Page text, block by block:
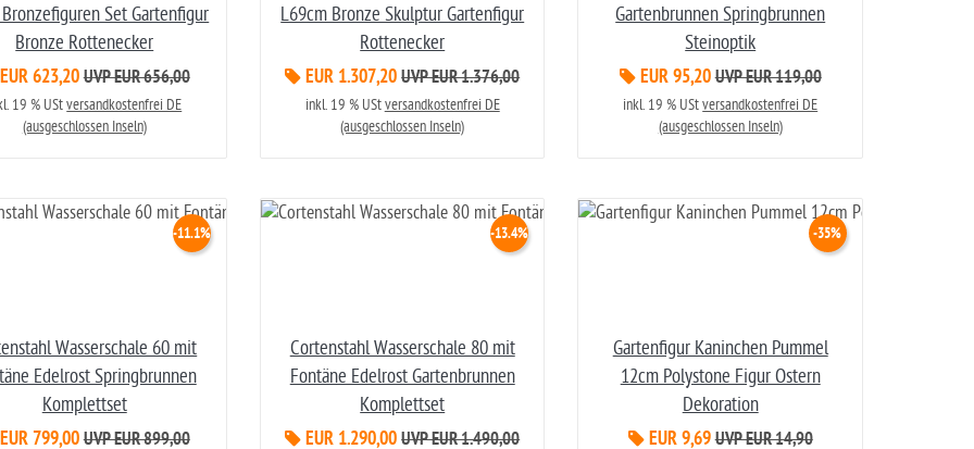
Set Gartenfigur
Bronze Rottenecker
623,20 UVP EUR 656,00
19 % UStversandkostenfrei DE
(ausgeschlossen Inseln)
L69cm Bronze Skulptur Gartenfigur
Rottenecker
EUR 1.307,20 UVP EUR 1.376,00
inkl. 19 % UStversandkostenfrei DE
(ausgeschlossen Inseln)
Gartenbrunnen Springbrunnen
Steinoptik
EUR 95,20 UVP EUR 119,00
inkl. 19 % UStversandkostenfrei DE
(ausgeschlossen Inseln)
Wasserschale 60 mit
Edelrost Springbrunnen
Komplettset
799,00
-11.1%
UVP EUR 899,00
Cortenstahl Wasserschale 80 mit
Fontäne Edelrost Gartenbrunnen
Komplettset
EUR 1.290,00
-13.4%
UVP EUR 1.490,00
Gartenfigur Kaninchen Pummel
12cm Polystone Figur Ostern
Dekoration
EUR 9,69
-35%
UVP EUR 14,90